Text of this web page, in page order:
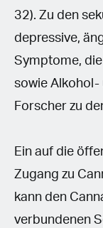
32). Zu den
depressive,
Symptome,
sowie Alkohol-
Forscher zu
Ein auf die
Zugang zu
kann den
verbundenen